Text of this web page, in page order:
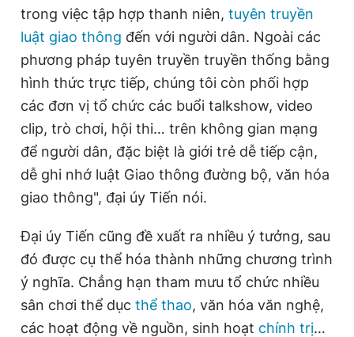
trong việc tập hợp thanh niên, tuyên truyền
luật giao thông đến với người dân. Ngoài các
phương pháp tuyên truyền truyền thống bằng
hình thức trực tiếp, chúng tôi còn phối hợp
các đơn vị tổ chức các buổi talkshow, video
clip, trò chơi, hội thi… trên không gian mạng
để người dân, đặc biệt là giới trẻ dễ tiếp cận,
dễ ghi nhớ luật Giao thông đường bộ, văn hóa
giao thông", đại úy Tiến nói.
Đại úy Tiến cũng đề xuất ra nhiều ý tưởng, sau
đó được cụ thể hóa thành những chương trình
ý nghĩa. Chẳng hạn tham mưu tổ chức nhiều
sân chơi thể dục thể thao, văn hóa văn nghệ,
các hoạt động về nguồn, sinh hoạt chính trị…